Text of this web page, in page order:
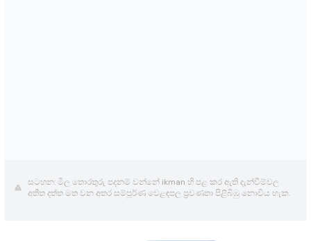
සටහන: මිල තොරතුරු පදනම් වන්නේ ikman හි පළ කර ඇති දැන්වීම්වල
අතීත දත්ත මත වන අතර සම්පූර්ණ වෙළඳපල ප්‍රවණතා පිළිබිඹු නොවිය හැක.